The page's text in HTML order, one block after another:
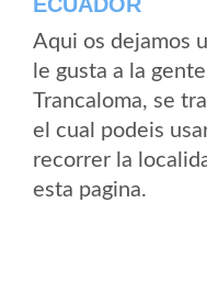
Aqui os dejamos
le gusta a la
Trancaloma, se
el cual podeis
recorrer la
esta pagina.